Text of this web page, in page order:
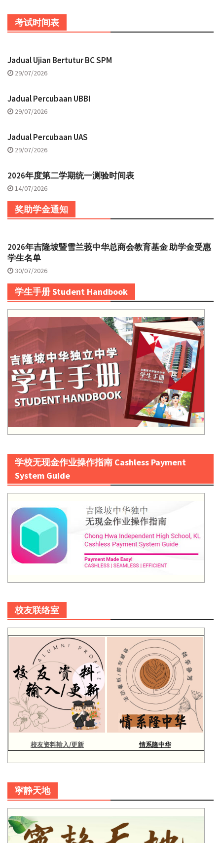
考试时间表
Jadual Ujian Bertutur BC SPM
29/07/2026
Jadual Percubaan UBBI
29/07/2026
Jadual Percubaan UAS
29/07/2026
2026年度第二学期统一测验时间表
14/07/2026
奖助学金通知
2026年吉隆坡暨雪兰莪中华总商会教育基金 助学金受惠
学生名单
30/07/2026
学生手册 Student Handbook
学校无现金作业操作指南 Cashless Payment
System Guide
校友联络室
校友资料输入/更新 情系隆中华
寜静天地